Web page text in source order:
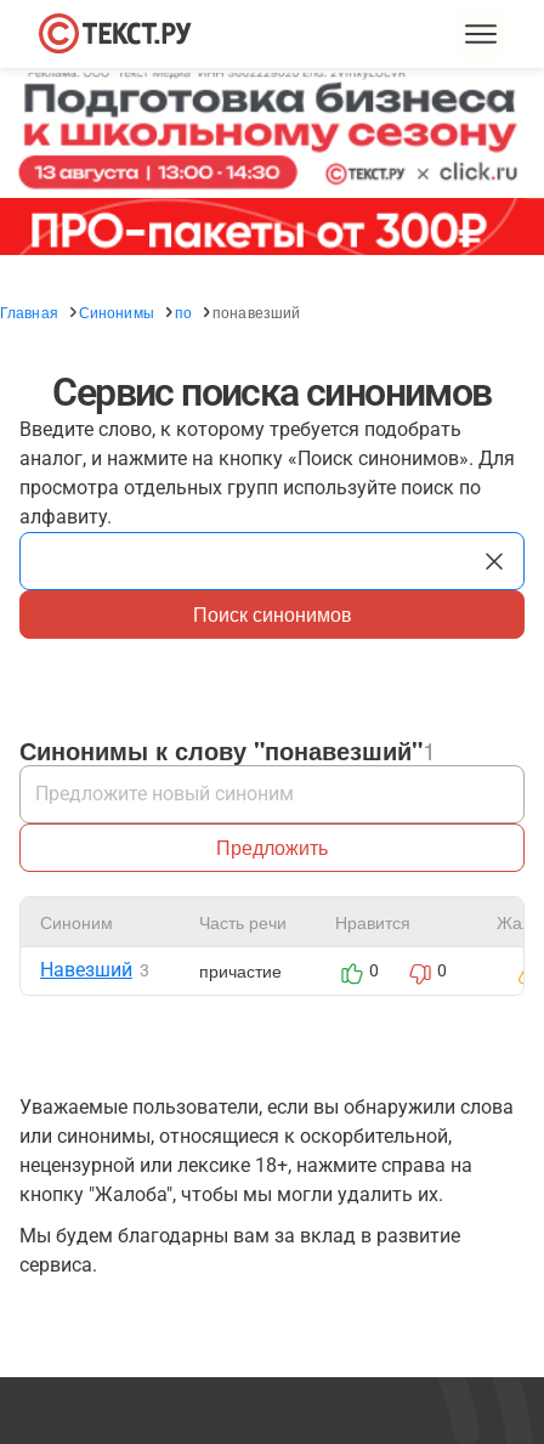
Главная Синонимы по понавезший
Сервис поиска синонимов
Введите слово, к которому требуется подобрать
аналог, и нажмите на кнопку «Поиск синонимов». Для
просмотра отдельных групп используйте поиск по
алфавиту.
Поиск синонимов
Синонимы к слову "понавезший"1
Предложить
Синоним Часть речи Нравится
Навезший 3 причастие 0 0
Уважаемые пользователи, если вы обнаружили слова
или синонимы, относящиеся к оскорбительной,
нецензурной или лексике 18+, нажмите справа на
кнопку "Жалоба", чтобы мы могли удалить их.
Мы будем благодарны вам за вклад в развитие
сервиса.